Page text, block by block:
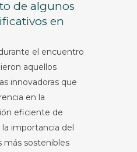
de algunos
en
el encuentro
aquellos
innovadoras que
en la
eficiente de
importancia del
más sostenibles